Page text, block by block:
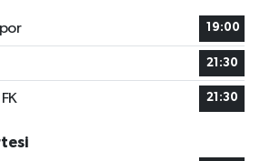
19:00
21:30
21:30